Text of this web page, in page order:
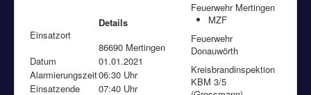
Impressum
Einsatzort
Details
86690 Mertingen
Datum
01.01.2021
Alarmierungszeit06:30 Uhr
Einsatzende
07:40 Uhr
Feuerwehr Mertingen
MZF
Feuerwehr
Donauwörth
Kreisbrandinspektion
KBM 3/5